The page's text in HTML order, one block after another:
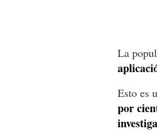
La
Esto es
por